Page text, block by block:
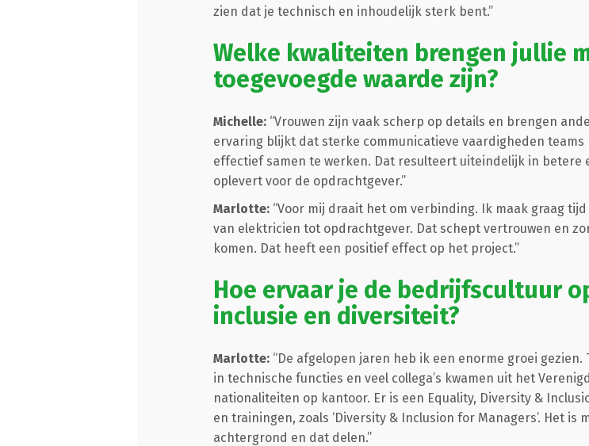
zien dat je technisch en inhoudelijk sterk bent.”
Welke kwaliteiten brengen jullie
toegevoegde waarde zijn?
Michelle: “Vrouwen zijn vaak scherp op details en brengen
ervaring blijkt dat sterke communicatieve vaardigheden
effectief samen te werken. Dat resulteert uiteindelijk in betere
oplevert voor de opdrachtgever.”
Marlotte: “Voor mij draait het om verbinding. Ik maak graag
van elektricien tot opdrachtgever. Dat schept vertrouwen en
komen. Dat heeft een positief effect op het project.”
Hoe ervaar je de bedrijfscultuur
inclusie en diversiteit?
Marlotte: “De afgelopen jaren heb ik een enorme groei
in technische functies en veel collega’s kwamen uit het
nationaliteiten op kantoor. Er is een Equality, Diversity &
en trainingen, zoals ‘Diversity & Inclusion for Managers’. Het
achtergrond en dat delen.”